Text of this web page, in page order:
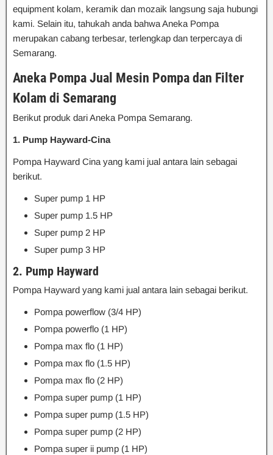
equipment kolam, keramik dan mozaik langsung saja hubungi
kami. Selain itu, tahukah anda bahwa Aneka Pompa
merupakan cabang terbesar, terlengkap dan terpercaya di
Semarang.
Aneka Pompa Jual Mesin Pompa dan Filter
Kolam di Semarang
Berikut produk dari Aneka Pompa Semarang.
1. Pump Hayward-Cina
Pompa Hayward Cina yang kami jual antara lain sebagai
berikut.
Super pump 1 HP
Super pump 1.5 HP
Super pump 2 HP
Super pump 3 HP
2. Pump Hayward
Pompa Hayward yang kami jual antara lain sebagai berikut.
Pompa powerflow (3/4 HP)
Pompa powerflo (1 HP)
Pompa max flo (1 HP)
Pompa max flo (1.5 HP)
Pompa max flo (2 HP)
Pompa super pump (1 HP)
Pompa super pump (1.5 HP)
Pompa super pump (2 HP)
Pompa super ii pump (1 HP)